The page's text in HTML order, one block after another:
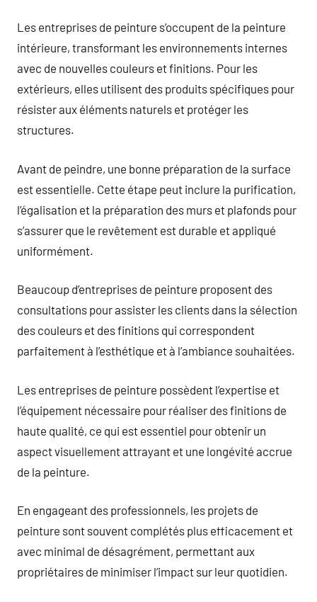
Les entreprises de peinture s’occupent de la peinture
intérieure, transformant les environnements internes
avec de nouvelles couleurs et finitions. Pour les
extérieurs, elles utilisent des produits spécifiques pour
résister aux éléments naturels et protéger les
structures.
Avant de peindre, une bonne préparation de la surface
est essentielle. Cette étape peut inclure la purification,
l’égalisation et la préparation des murs et plafonds pour
s’assurer que le revêtement est durable et appliqué
uniformément.
Beaucoup d’entreprises de peinture proposent des
consultations pour assister les clients dans la sélection
des couleurs et des finitions qui correspondent
parfaitement à l’esthétique et à l’ambiance souhaitées.
Les entreprises de peinture possèdent l’expertise et
l’équipement nécessaire pour réaliser des finitions de
haute qualité, ce qui est essentiel pour obtenir un
aspect visuellement attrayant et une longévité accrue
de la peinture.
En engageant des professionnels, les projets de
peinture sont souvent complétés plus efficacement et
avec minimal de désagrément, permettant aux
propriétaires de minimiser l’impact sur leur quotidien.